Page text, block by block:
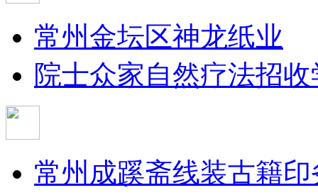
常州金坛区神龙纸业
院士众家自然疗法招
常州成蹊斋线装古籍